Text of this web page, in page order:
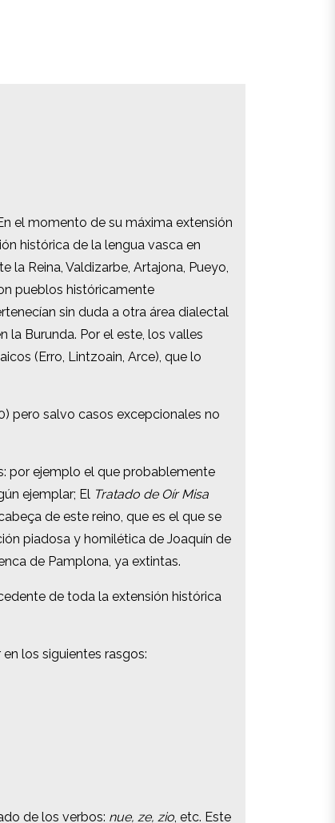
el momento de su máxima extensión
histórica de la lengua vasca en
la Reina, Valdizarbe, Artajona, Pueyo,
pueblos históricamente
sin duda a otra área dialectal
Burunda. Por el este, los valles
(Erro, Lintzoain, Arce), que lo
pero salvo casos excepcionales no
por ejemplo el que probablemente
ejemplar; El Tratado de Oír Misa
de este reino, que es el que se
piadosa y homilética de Joaquín de
de Pamplona, ya extintas.
de toda la extensión histórica
los siguientes rasgos:
de los verbos: nue, ze, zio, etc. Este
el momento de su máxima extensión
histórica de la lengua vasca en
la Reina, Valdizarbe, Artajona, Pueyo,
pueblos históricamente
sin duda a otra área dialectal
Burunda. Por el este, los valles
(Erro, Lintzoain, Arce), que lo
pero salvo casos excepcionales no
por ejemplo el que probablemente
ejemplar; El Tratado de Oír Misa
de este reino, que es el que se
piadosa y homilética de Joaquín de
de Pamplona, ya extintas.
de toda la extensión histórica
los siguientes rasgos:
de los verbos: nue, ze, zio, etc. Este